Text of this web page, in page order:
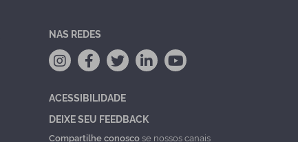
NAS REDES
ACESSIBILIDADE
DEIXE SEU FEEDBACK
Compartilhe conoscose nossos canais